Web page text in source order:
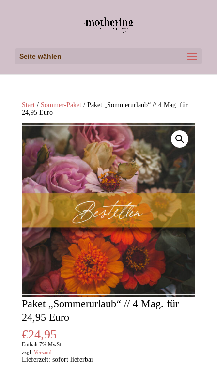
Seite wählen
Start/ Sommer-Paket/ Paket „Sommerurlaub“ // 4 Mag. für
24,95 Euro
Paket „Sommerurlaub“ // 4 Mag. für
24,95 Euro
€24,95
Enthält 7% MwSt.
zzgl. Versand
Lieferzeit: sofort lieferbar